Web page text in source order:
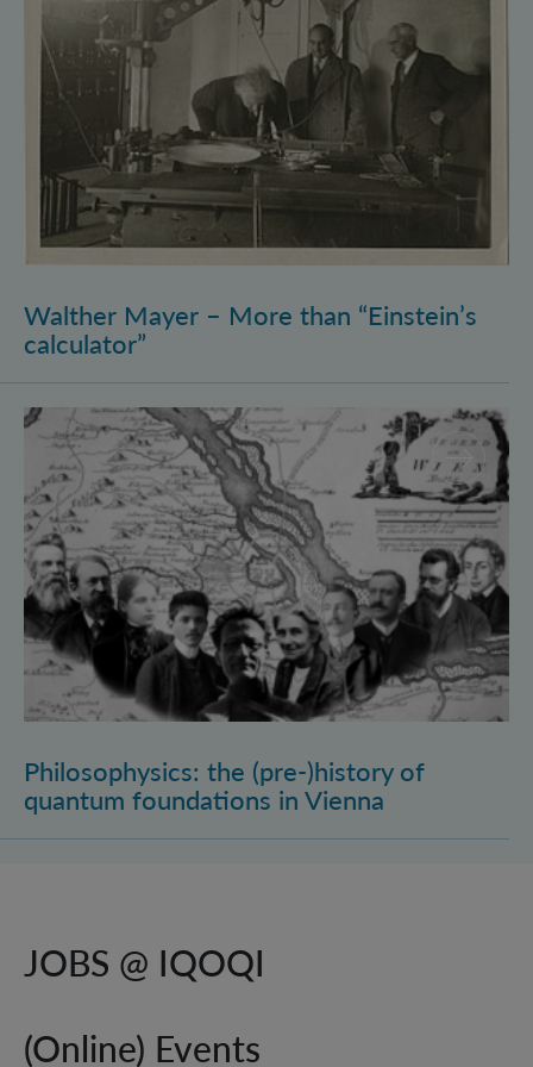
Walther Mayer – More than “Einstein’s
calculator”
Philosophysics: the (pre-)history of quantum
Philosophysics: the (pre-)history of
quantum foundations in Vienna
JOBS @ IQOQI
(Online) Events